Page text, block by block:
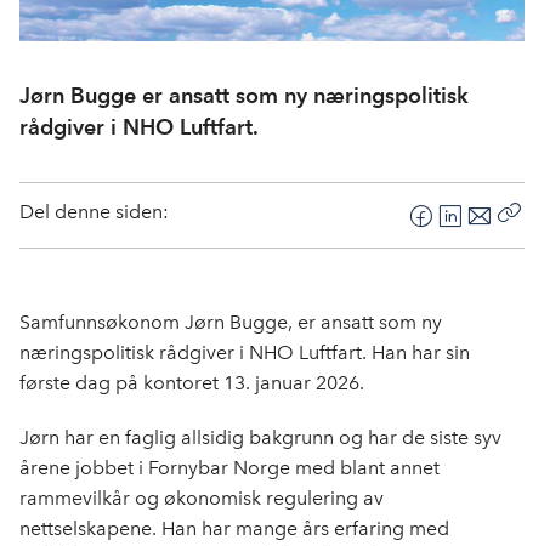
Jørn Bugge er ansatt som ny næringspolitisk
rådgiver i NHO Luftfart.
Del denne siden:
F
e
b
k
L
k
e
n
E
s
Samfunnsøkonom Jørn Bugge, er ansatt som ny
næringspolitisk rådgiver i NHO Luftfart. Han har sin
første dag på kontoret 13. januar 2026.
Jørn har en faglig allsidig bakgrunn og har de siste syv
årene jobbet i Fornybar Norge med blant annet
rammevilkår og økonomisk regulering av
nettselskapene. Han har mange års erfaring med